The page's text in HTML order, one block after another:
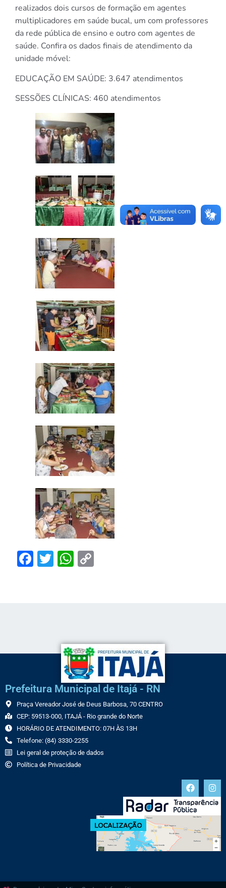
realizados dois cursos de formação em agentes
multiplicadores em saúde bucal, um com professores
da rede pública de ensino e outro com agentes de
saúde. Confira os dados finais de atendimento da
unidade móvel:
EDUCAÇÃO EM SAÚDE: 3.647 atendimentos
SESSÕES CLÍNICAS: 460 atendimentos
Facebook
TwitterWhatsApp
Prefeitura Municipal de Itajá - RN
Praça Vereador José de Deus Barbosa, 70 CENTRO
CEP: 59513-000, ITAJÁ - Rio grande do Norte
HORÁRIO DE ATENDIMENTO: 07H ÀS 13H
Telefone: (84) 3330-2255
Lei geral de proteção de dados
Política de Privacidade